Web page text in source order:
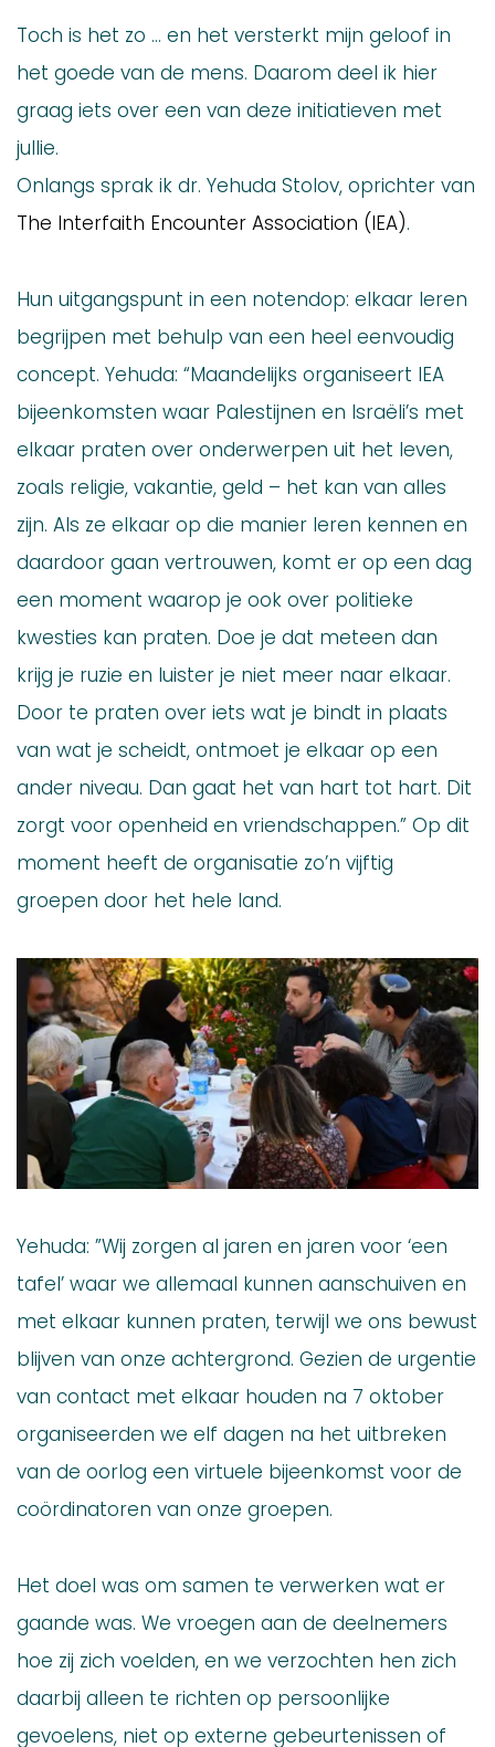
Toch is het zo … en het versterkt mijn geloof in
het goede van de mens. Daarom deel ik hier
graag iets over een van deze initiatieven met
jullie.
Onlangs sprak ik dr. Yehuda Stolov, oprichter van
The Interfaith Encounter Association (IEA).
Hun uitgangspunt in een notendop: elkaar leren
begrijpen met behulp van een heel eenvoudig
concept. Yehuda: “Maandelijks organiseert IEA
bijeenkomsten waar Palestijnen en Israëli’s met
elkaar praten over onderwerpen uit het leven,
zoals religie, vakantie, geld – het kan van alles
zijn. Als ze elkaar op die manier leren kennen en
daardoor gaan vertrouwen, komt er op een dag
een moment waarop je ook over politieke
kwesties kan praten. Doe je dat meteen dan
krijg je ruzie en luister je niet meer naar elkaar.
Door te praten over iets wat je bindt in plaats
van wat je scheidt, ontmoet je elkaar op een
ander niveau. Dan gaat het van hart tot hart. Dit
zorgt voor openheid en vriendschappen.” Op dit
moment heeft de organisatie zo’n vijftig
groepen door het hele land.
Yehuda: ”Wij zorgen al jaren en jaren voor ‘een
tafel’ waar we allemaal kunnen aanschuiven en
met elkaar kunnen praten, terwijl we ons bewust
blijven van onze achtergrond. Gezien de urgentie
van contact met elkaar houden na 7 oktober
organiseerden we elf dagen na het uitbreken
van de oorlog een virtuele bijeenkomst voor de
coördinatoren van onze groepen.
Het doel was om samen te verwerken wat er
gaande was. We vroegen aan de deelnemers
hoe zij zich voelden, en we verzochten hen zich
daarbij alleen te richten op persoonlijke
gevoelens, niet op externe gebeurtenissen of